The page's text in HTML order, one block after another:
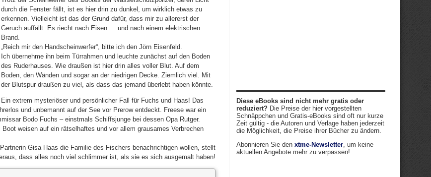
durch die Fenster fällt, ist es hier drin zu dunkel, um wirklich etwas zu
erkennen. Vielleicht ist das der Grund dafür, dass mir zu allererst der
Geruch auffällt. Es riecht nach Eisen … und nach einem elektrischen
Brand.
„Reich mir den Handscheinwerfer“, bitte ich den Jörn Eisenfeld.
Ich übernehme ihn beim Türrahmen und leuchte zunächst auf den Boden
des Ruderhauses. Wie draußen ist hier drin alles voller Blut. Auf dem
Boden, den Wänden und sogar an der niedrigen Decke. Ziemlich viel. Mit
der Blutspur draußen zu viel, als dass das jemand überlebt haben könnte.
Ein extrem mysteriöser und persönlicher Fall für Fuchs und Haas! Das
und unbemannt auf der See vor Prerow entdeckt. Freese war ein
Bodo Fuchs – einstmals Schiffsjunge bei dessen Opa Rutger.
Boot weisen auf ein rätselhaftes und vor allem grausames Verbrechen
Gisa Haas die Familie des Fischers benachrichtigen wollen, stellt
dass alles noch viel schlimmer ist, als sie es sich ausgemalt haben!
Diese eBooks sind nicht mehr gratis oder
reduziert? Die Preise der hier vorgestellten
Schnäppchen und Gratis-eBooks sind oft nur kurze
Zeit gültig - die Autoren und Verlage haben jederzeit
die Möglichkeit, die Preise ihrer Bücher zu ändern.
Abonnieren Sie den xtme-Newsletter, um keine
aktuellen Angebote mehr zu verpassen!